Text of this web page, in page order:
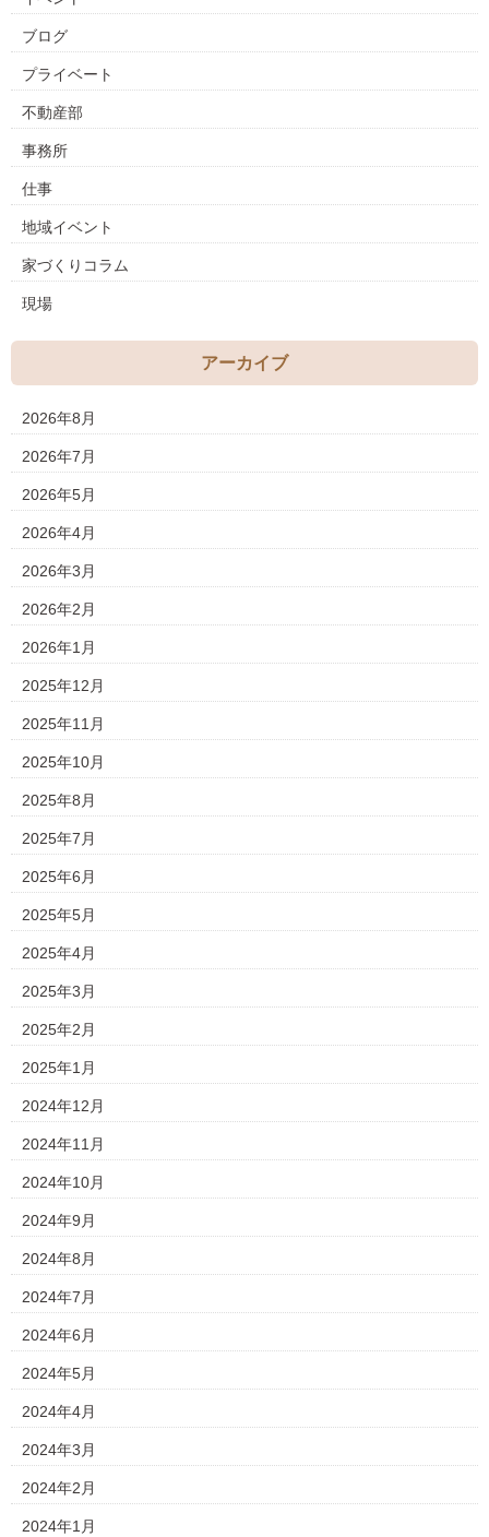
ブログ
プライベート
不動産部
事務所
仕事
地域イベント
家づくりコラム
現場
アーカイブ
2026年8月
2026年7月
2026年5月
2026年4月
2026年3月
2026年2月
2026年1月
2025年12月
2025年11月
2025年10月
2025年8月
2025年7月
2025年6月
2025年5月
2025年4月
2025年3月
2025年2月
2025年1月
2024年12月
2024年11月
2024年10月
2024年9月
2024年8月
2024年7月
2024年6月
2024年5月
2024年4月
2024年3月
2024年2月
2024年1月